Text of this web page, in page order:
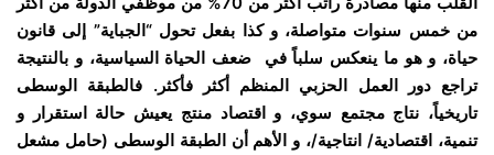
من خمس سنوات متواصلة، و كذا بفعل تحول “الجباية” إلى قانون
حياة، و هو ما ينعكس سلباً في ضعف الحياة السياسية، و بالنتيجة
تراجع دور العمل الحزبي المنظم أكثر فأكثر. فالطبقة الوسطى
تاريخياً، نتاج مجتمع سوي، و اقتصاد منتج يعيش حالة استقرار و
تنمية، اقتصادية/ انتاجية/، و الأهم أن الطبقة الوسطى (حامل مشعل